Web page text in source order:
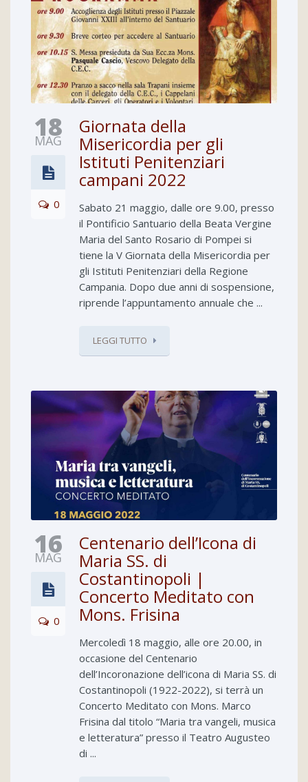
18
MAG
0
Giornata della
Misericordia per gli
Istituti Penitenziari
campani 2022
Sabato 21 maggio, dalle ore 9.00, presso
il Pontificio Santuario della Beata Vergine
Maria del Santo Rosario di Pompei si
tiene la V Giornata della Misericordia per
gli Istituti Penitenziari della Regione
Campania. Dopo due anni di sospensione,
riprende l’appuntamento annuale che ...
LEGGI TUTTO
16
MAG
0
Centenario dell’Icona di
Maria SS. di
Costantinopoli |
Concerto Meditato con
Mons. Frisina
Mercoledì 18 maggio, alle ore 20.00, in
occasione del Centenario
dell’Incoronazione dell’icona di Maria SS. di
Costantinopoli (1922-2022), si terrà un
Concerto Meditato con Mons. Marco
Frisina dal titolo “Maria tra vangeli, musica
e letteratura” presso il Teatro Augusteo
di ...